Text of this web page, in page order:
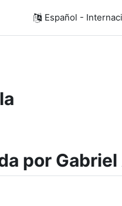
Español -
por Gabriel